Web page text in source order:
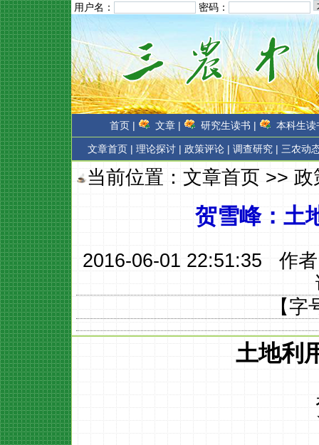
用户名： 密码：
首页 | 文章 | 研究生读书 | 本科生读
文章首页 | 理论探讨 | 政策评论 | 调查研究 | 三农动
当前位置：文章首页>>政
贺雪峰：土
2016-06-01 22:51:35 作
【字
土地利